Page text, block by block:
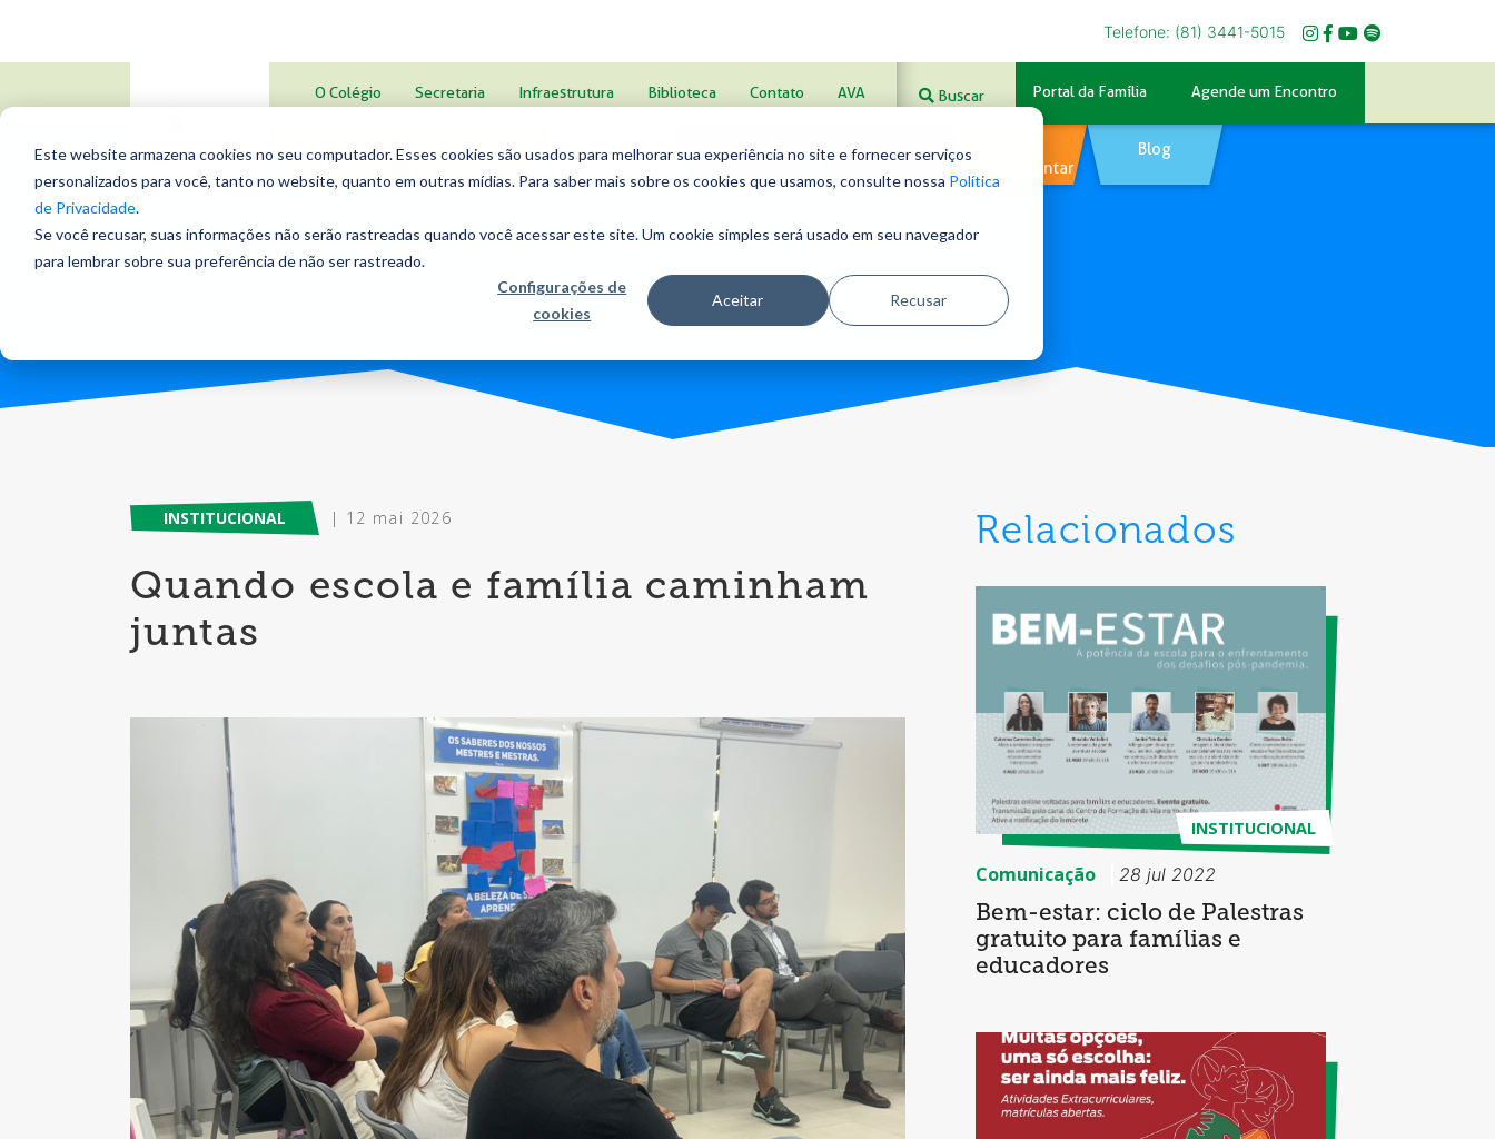
Este website armazena cookies no seu computador. Esses cookies são usados ​​para melhorar sua experiência no site e fornecer serviços
personalizados para você, tanto no website, quanto em outras mídias. Para saber mais sobre os cookies que usamos, consulte nossa Política
de Privacidade.
Se você recusar, suas informações não serão rastreadas quando você acessar este site. Um cookie simples será usado em seu navegador
para lembrar sobre sua preferência de não ser rastreado.
Configurações de
cookies
Aceitar Recusar
Telefone: (81) 3441-5015
O Colégio Secretaria Infraestrutura Biblioteca Contato AVA Buscar Portal da Família Agende um Encontro
Infantil
Fundamental 1
Fundamental 2
Ensino Médio
Curricular
Xadrez
Complementar
Blog
INSTITUCIONAL | 12 mai 2026
Quando escola e família caminham
juntas
Relacionados
INSTITUCIONAL
Comunicação 28 jul 2022
Bem-estar: ciclo de Palestras
gratuito para famílias e
educadores